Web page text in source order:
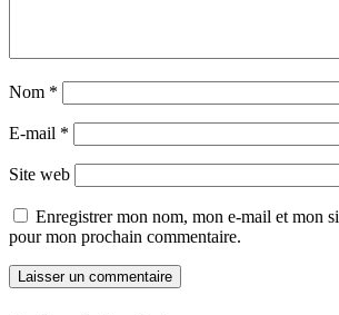
Nom *
E-mail *
Site web
Enregistrer mon nom, mon e-mail et mon
pour mon prochain commentaire.